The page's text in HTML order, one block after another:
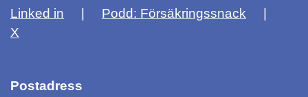
Linked in
Podd: Försäkringssnack
X
Postadress